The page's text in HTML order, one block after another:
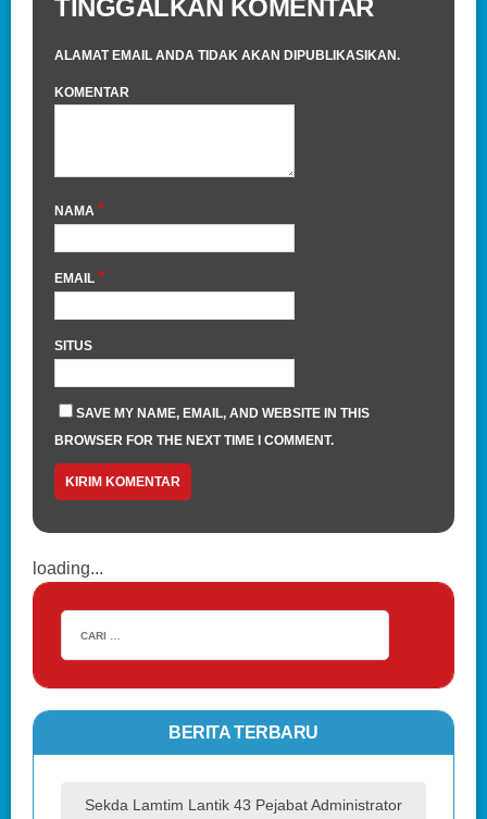
TINGGALKAN KOMENTAR
ALAMAT EMAIL ANDA TIDAK AKAN DIPUBLIKASIKAN.
KOMENTAR
NAMA *
EMAIL *
SITUS
SAVE MY NAME, EMAIL, AND WEBSITE IN THIS
BROWSER FOR THE NEXT TIME I COMMENT.
loading...
BERITA TERBARU
Sekda Lamtim Lantik 43 Pejabat Administrator